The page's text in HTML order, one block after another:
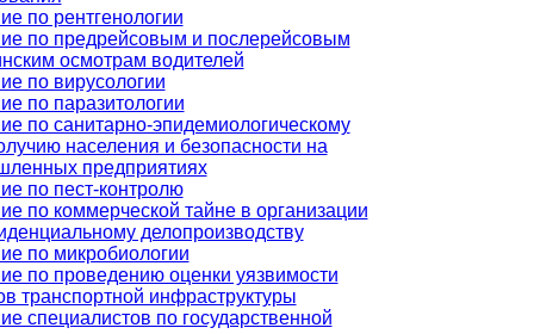
по рентгенологии
по предрейсовым и послерейсовым
осмотрам водителей
по вирусологии
по паразитологии
по санитарно-эпидемиологическому
населения и безопасности на
предприятиях
по пест-контролю
по коммерческой тайне в организации
делопроизводству
по микробиологии
по проведению оценки уязвимости
транспортной инфраструктуры
специалистов по государственной